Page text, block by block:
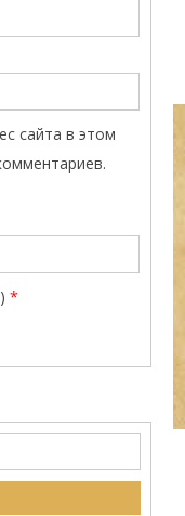
сайта в этом
*